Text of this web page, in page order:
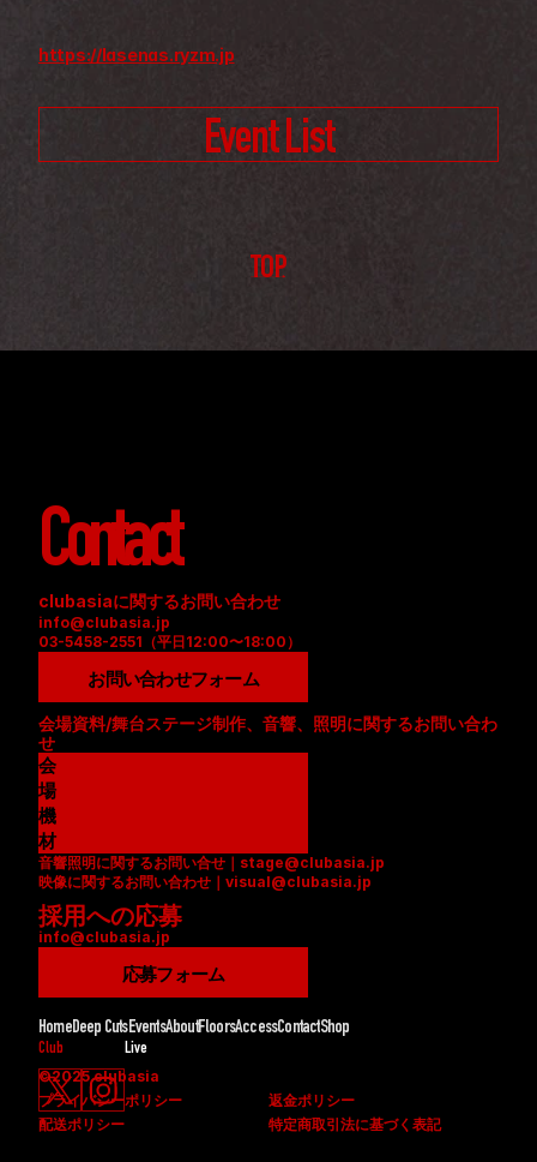
https://lasenas.ryzm.jp
Event List
TOP
Contact
clubasiaに関するお問い合わせ
info@clubasia.jp
03-5458-2551（平日12:00〜18:00）
お問い合わせフォーム
会場資料/舞台ステージ制作、音響、照明に関するお問い合わ
せ
会
場
資
料
(
P
D
F
機
材
リ
ス
ト
(
D
F
)
音響照明に関するお問い合せ｜stage@clubasia.jp
映像に関するお問い合わせ｜visual@clubasia.jp
採用への応募
info@clubasia.jp
応募フォーム
HomeDeep CutsEventsAboutFloorsAccessContactShop
Club Live
©2025 clubasia
プライバシーポリシー
返金ポリシー
配送ポリシー
特定商取引法に基づく表記